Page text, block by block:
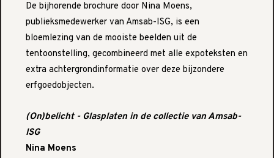
De bijhorende brochure door Nina Moens,
publieksmedewerker van Amsab-ISG, is een
bloemlezing van de mooiste beelden uit de
tentoonstelling, gecombineerd met alle expoteksten en
extra achtergrondinformatie over deze bijzondere
erfgoedobjecten.
(On)belicht - Glasplaten in de collectie van Amsab-
ISG
Nina Moens